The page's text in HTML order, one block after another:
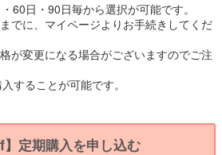
60日・90日毎から選択が可能です。
でに、マイページよりお手続きしてくだ
が変更になる場合がございますのでご注
することが可能です。
】定期購入を申し込む